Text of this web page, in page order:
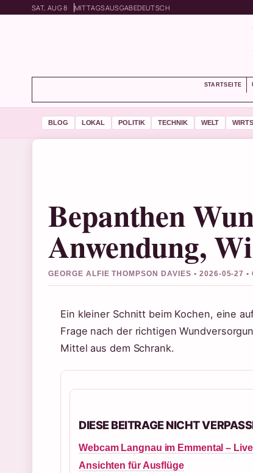
SAT, AUG 8 MITTAGSAUSGABEDEUTSCH
STARTSEITE
BLOG LOKAL POLITIK TECHNIK WELT
Bepanthen
Anwendung,
GEORGE ALFIE THOMPSON DAVIES • 2026-05-27 •
Ein kleiner Schnitt beim Kochen, eine
Frage nach der richtigen
Mittel aus dem Schrank.
DIESE BEITRAGE NICHT
Webcam Langnau im Emmental –
Ansichten für Ausflüge